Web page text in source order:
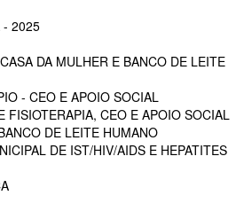
- 2025
DA MULHER E BANCO DE LEITE
- CEO E APOIO SOCIAL
FISIOTERAPIA, CEO E APOIO SOCIAL
DE LEITE HUMANO
DE IST/HIV/AIDS E HEPATITES